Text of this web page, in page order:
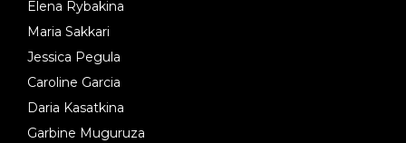
Elena Rybakina
Maria Sakkari
Jessica Pegula
Caroline Garcia
Daria Kasatkina
Garbine Muguruza